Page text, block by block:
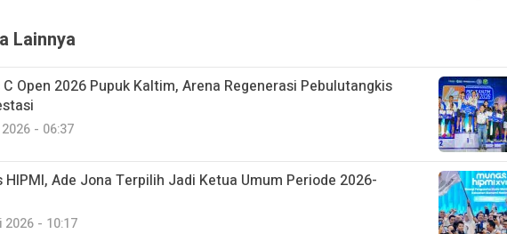
Lainnya
Open 2026 Pupuk Kaltim, Arena Regenerasi Pebulutangkis
- 06:37
HIPMI, Ade Jona Terpilih Jadi Ketua Umum Periode 2026-
2026 - 10:17